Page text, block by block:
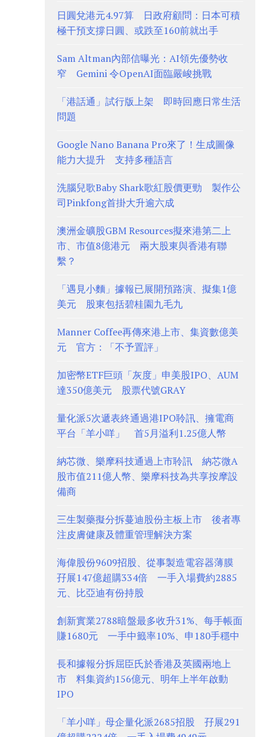
日圓兌港元4.97算 日政府顧問：日本可積
極干預支撐日圓、或跌至160前就出手
Sam Altman內部信曝光：AI領先優勢收
窄 Gemini 令OpenAI面臨嚴峻挑戰
「港話通」試行版上架 即時回應日常生活
問題
Google Nano Banana Pro來了！生成圖像
能力大提升 支持多種語言
洗腦兒歌Baby Shark歌紅股價更勁 製作公
司Pinkfong首掛大升逾六成
澳洲金礦股GBM Resources擬來港第二上
市、市值8億港元 兩大股東與香港有聯
繫？
「遇見小麵」據報已展開預路演、擬集1億
美元 股東包括碧桂園九毛九
Manner Coffee再傳來港上市、集資數億美
元 官方：「不予置評」
加密幣ETF巨頭「灰度」申美股IPO、AUM
達350億美元 股票代號GRAY
量化派5次遞表終通過港IPO聆訊、擁電商
平台「羊小咩」 首5月溢利1.25億人幣
納芯微、樂摩科技通過上市聆訊 納芯微A
股市值211億人幣、樂摩科技為共享按摩設
備商
三生製藥擬分拆蔓迪股份主板上市 後者專
注皮膚健康及體重管理解決方案
海偉股份9609招股、從事製造電容器薄膜
孖展147億超購334倍 一手入場費約2885
元、比亞迪有份持股
創新實業2788暗盤最多收升31%、每手帳面
賺1680元 一手中籤率10%、申180手穩中
長和據報分拆屈臣氏於香港及英國兩地上
市 料集資約156億元、明年上半年啟動
IPO
「羊小咩」母企量化派2685招股 孖展291